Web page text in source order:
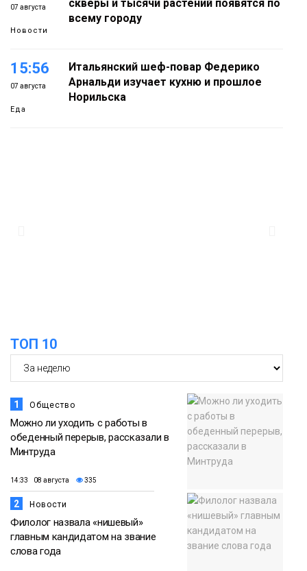
07 августа
Новости
скверы и тысячи растений появятся по
всему городу
15:56
07 августа
Еда
Итальянский шеф-повар Федерико
Арнальди изучает кухню и прошлое
Норильска
Новости
ТОП 10
1 Общество
Можно ли уходить с работы в
обеденный перерыв, рассказали в
Минтруда
14:33 08 августа 335
2 Новости
Филолог назвала «нишевый»
главным кандидатом на звание
слова года